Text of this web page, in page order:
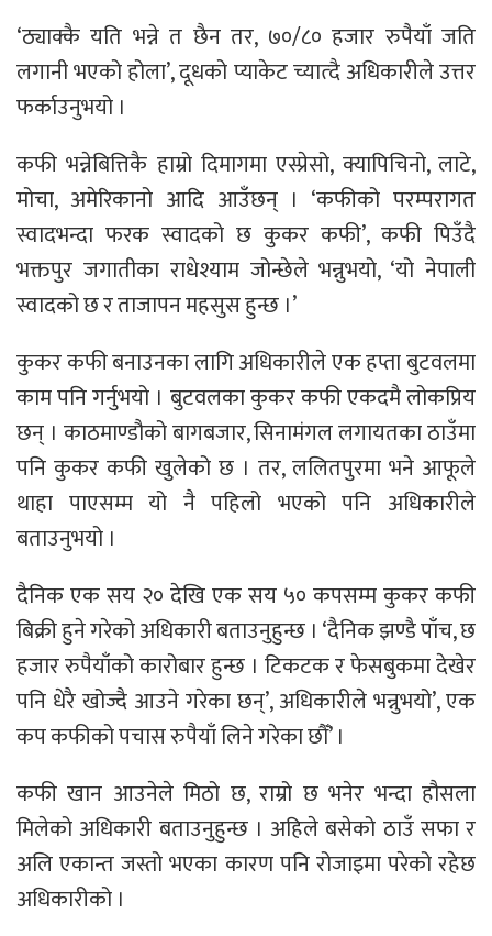
‘ठ्याक्कै यति भन्ने त छैन तर, ७०/८० हजार रुपैयाँ जति
लगानी भएको होला’, दूधको प्याकेट च्यात्दै अधिकारीले उत्तर
फर्काउनुभयो ।
कफी भन्नेबित्तिकै हाम्रो दिमागमा एस्प्रेसो, क्यापिचिनो, लाटे,
मोचा, अमेरिकानो आदि आउँछन् । ‘कफीको परम्परागत
स्वादभन्दा फरक स्वादको छ कुकर कफी’, कफी पिउँदै
भक्तपुर जगातीका राधेश्याम जोन्छेले भन्नुभयो, ‘यो नेपाली
स्वादको छ र ताजापन महसुस हुन्छ ।’
कुकर कफी बनाउनका लागि अधिकारीले एक हप्ता बुटवलमा
काम पनि गर्नुभयो । बुटवलका कुकर कफी एकदमै लोकप्रिय
छन् । काठमाण्डौको बागबजार, सिनामंगल लगायतका ठाउँमा
पनि कुकर कफी खुलेको छ । तर, ललितपुरमा भने आफूले
थाहा पाएसम्म यो नै पहिलो भएको पनि अधिकारीले
बताउनुभयो ।
दैनिक एक सय २० देखि एक सय ५० कपसम्म कुकर कफी
बिक्री हुने गरेको अधिकारी बताउनुहुन्छ । ‘दैनिक झण्डै पाँच, छ
हजार रुपैयाँको कारोबार हुन्छ । टिकटक र फेसबुकमा देखेर
पनि धेरै खोज्दै आउने गरेका छन्’, अधिकारीले भन्नुभयो’, एक
कप कफीको पचास रुपैयाँ लिने गरेका छौँ’ ।
कफी खान आउनेले मिठो छ, राम्रो छ भनेर भन्दा हौसला
मिलेको अधिकारी बताउनुहुन्छ । अहिले बसेको ठाउँ सफा र
अलि एकान्त जस्तो भएका कारण पनि रोजाइमा परेको रहेछ
अधिकारीको ।